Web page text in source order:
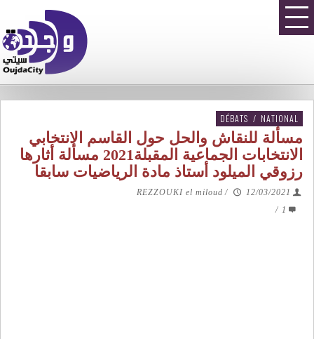
DÉBATS / NATIONAL
مسألة للنقاش والحل حول القاسم الانتخابي
الانتخابات الجماعية المقبلة2021 مسألة أثارها
رزوقي الميلود أستاذ مادة الرياضيات سابقا
REZZOUKI el miloud /
12/03/2021
1
/